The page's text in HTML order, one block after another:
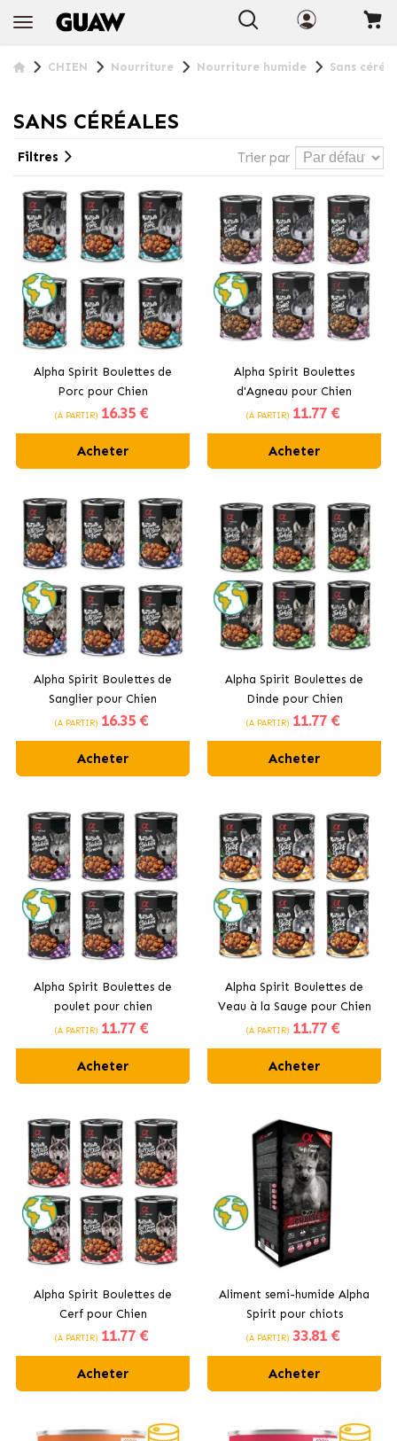
CHIEN Nourriture Nourriture humide Sans
SANS CÉRÉALES
Trier par
Filtres
Alpha Spirit Boulettes de
Porc pour Chien
(À PARTIR) 16.35 €
Acheter
Alpha Spirit Boulettes
d'Agneau pour Chien
(À PARTIR) 11.77 €
Acheter
Alpha Spirit Boulettes de
Sanglier pour Chien
(À PARTIR) 16.35 €
Acheter
Alpha Spirit Boulettes de
Dinde pour Chien
(À PARTIR) 11.77 €
Acheter
Alpha Spirit Boulettes de
poulet pour chien
(À PARTIR) 11.77 €
Acheter
Alpha Spirit Boulettes de
Veau à la Sauge pour Chien
(À PARTIR) 11.77 €
Acheter
Alpha Spirit Boulettes de
Cerf pour Chien
(À PARTIR) 11.77 €
Acheter
Aliment semi-humide Alpha
Spirit pour chiots
(À PARTIR) 33.81 €
Acheter